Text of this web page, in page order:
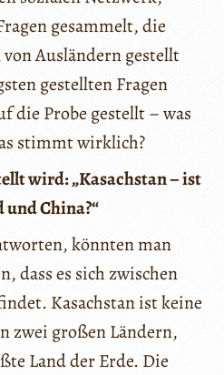
gesammelt, die
von Ausländern gestellt
gestellten Fragen
die Probe gestellt – was
stimmt wirklich?
wird: „Kasachstan – ist
und China?“
könnten man
dass es sich zwischen
Kasachstan ist keine
zwei großen Ländern,
Land der Erde. Die